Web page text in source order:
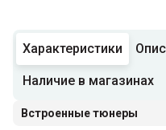
Характеристики
Наличие в магазинах
Встроенные тюнеры